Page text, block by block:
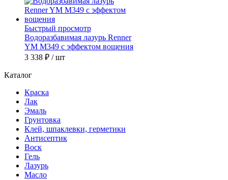
Быстрый просмотр
Водоразбавимая лазурь Renner
YM M349 с эффектом вощения
3 338 ₽ / шт
Каталог
Краска
Лак
Эмаль
Грунтовка
Клей, шпаклевки, герметики
Антисептик
Воск
Гель
Лазурь
Масло